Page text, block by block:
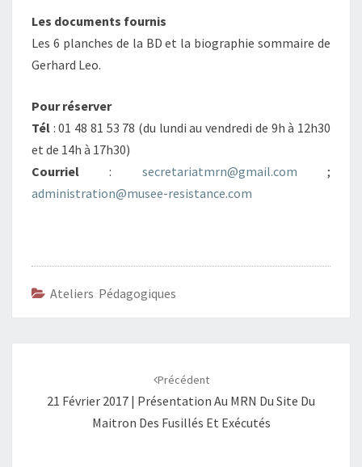
Les documents fournis
Les 6 planches de la BD et la biographie sommaire de
Gerhard Leo.
Pour réserver
Tél : 01 48 81 53 78 (du lundi au vendredi de 9h à 12h30
et de 14h à 17h30)
Courriel : secretariatmrn@gmail.com ;
administration@musee-resistance.com
Ateliers Pédagogiques
Précédent
21 Février 2017 | Présentation Au MRN Du Site Du
Maitron Des Fusillés Et Exécutés